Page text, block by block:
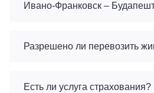
Ивано-Франковск –
Разрешено ли перевозить
Есть ли услуга страхования?